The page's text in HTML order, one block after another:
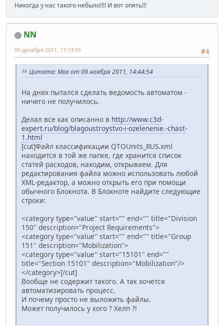
Никогда у нас такого небыло!!!! И вот опять!!!
NN
#4
05 декабря 2011, 17:13:05
Цитата: Max от 09 ноября 2011, 14:44:54
На днях пытался сделать ведомость автоматом -
ничего не получилось.
Делал все как описанно в http://www.c3d-
expert.ru/blog/blagoustroystvo-i-ozelenenie.-chast-
1.html
[cut]Файл классификации QTOUnits_RUS.xml
находится в той же папке, где хранится список
статей расходов, находим, открываем. Для
редактирования файла можно использовать любой
XML-редактор, а можно открыть его при помощи
обычного Блокнота. В Блокноте найдите следующие
строки:
<category type="value" start="" end="" title="Division
150" description="Project Requirements">
<category type="value" start="" end="" title="Group
151" description="Mobilization">
<category type="value" start="15101" end=""
title="Section 15101" description="Mobilization"/>
</category>[/cut]
Вообще не содержит такого. А так хочется
автоматизировать процесс.
И почему просто не выложить файлы.
Может получилось у кого ? Хелп ?!